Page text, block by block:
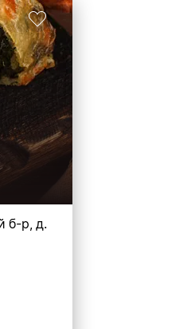
б-р, д.